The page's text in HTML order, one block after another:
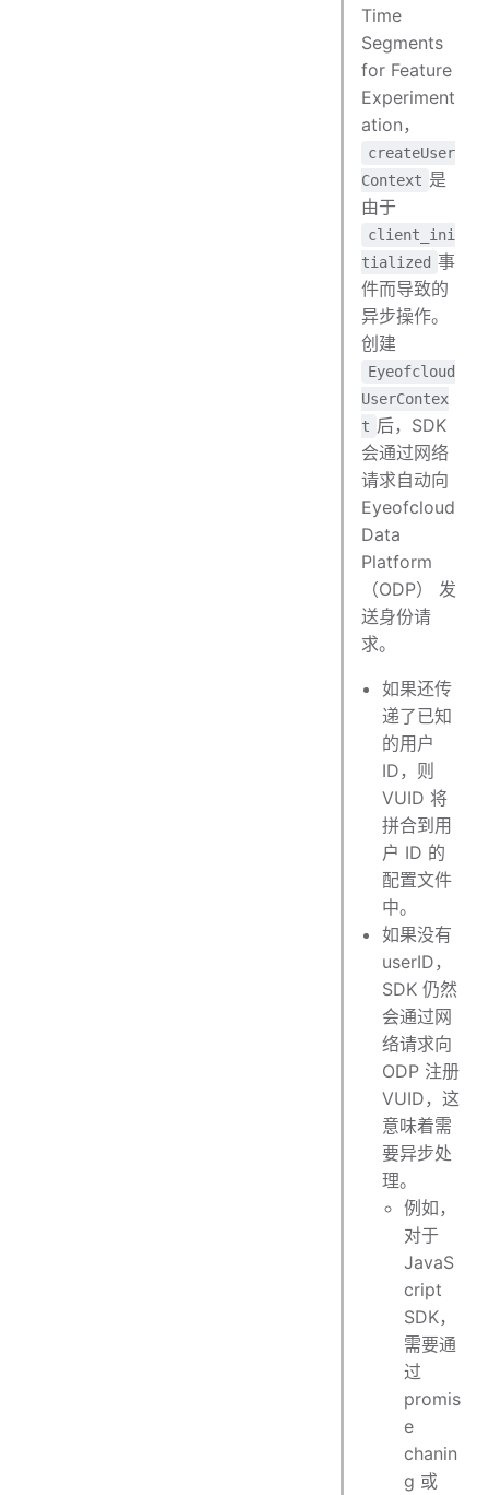
Time
Segments
for Feature
Experiment
ation，
createUser
Context 是
由于
client_ini
tialized 事
件而导致的
异步操作。
创建
Eyeofcloud
UserContex
t 后，SDK
会通过网络
请求自动向
Eyeofcloud
Data
Platform
（ODP） 发
送身份请
求。
如果还传
递了已知
的用户
ID，则
VUID 将
拼合到用
户 ID 的
配置文件
中。
如果没有
userID，
SDK 仍然
会通过网
络请求向
ODP 注册
VUID，这
意味着需
要异步处
理。
例如，
对于
JavaS
cript
SDK，
需要通
过
promis
e
chanin
g 或